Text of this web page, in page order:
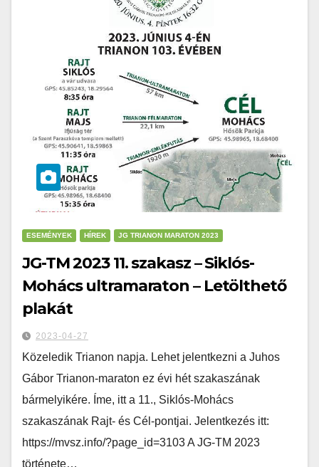
ESEMÉNYEK HÍREK JG TRIANON MARATON 2023
JG-TM 2023 11. szakasz – Siklós-
Mohács ultramaraton – Letölthető
plakát
2023-04-27
Közeledik Trianon napja. Lehet jelentkezni a Juhos
Gábor Trianon-maraton ez évi hét szakaszának
bármelyikére. Íme, itt a 11., Siklós-Mohács
szakaszának Rajt- és Cél-pontjai. Jelentkezés itt:
https://mvsz.info/?page_id=3103 A JG-TM 2023
története…